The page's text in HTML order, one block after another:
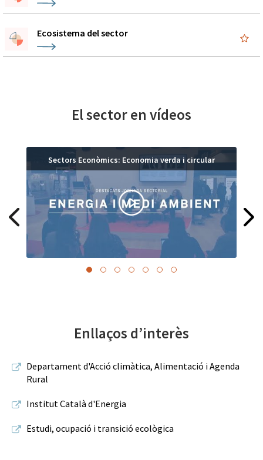
Ecosistema del sector
El sector en vídeos
Sectors Econòmics: Economia verda i circular
Enllaços d’interès
Departament d'Acció climàtica, Alimentació i Agenda
Rural
Institut Català d'Energia
Estudi, ocupació i transició ecològica